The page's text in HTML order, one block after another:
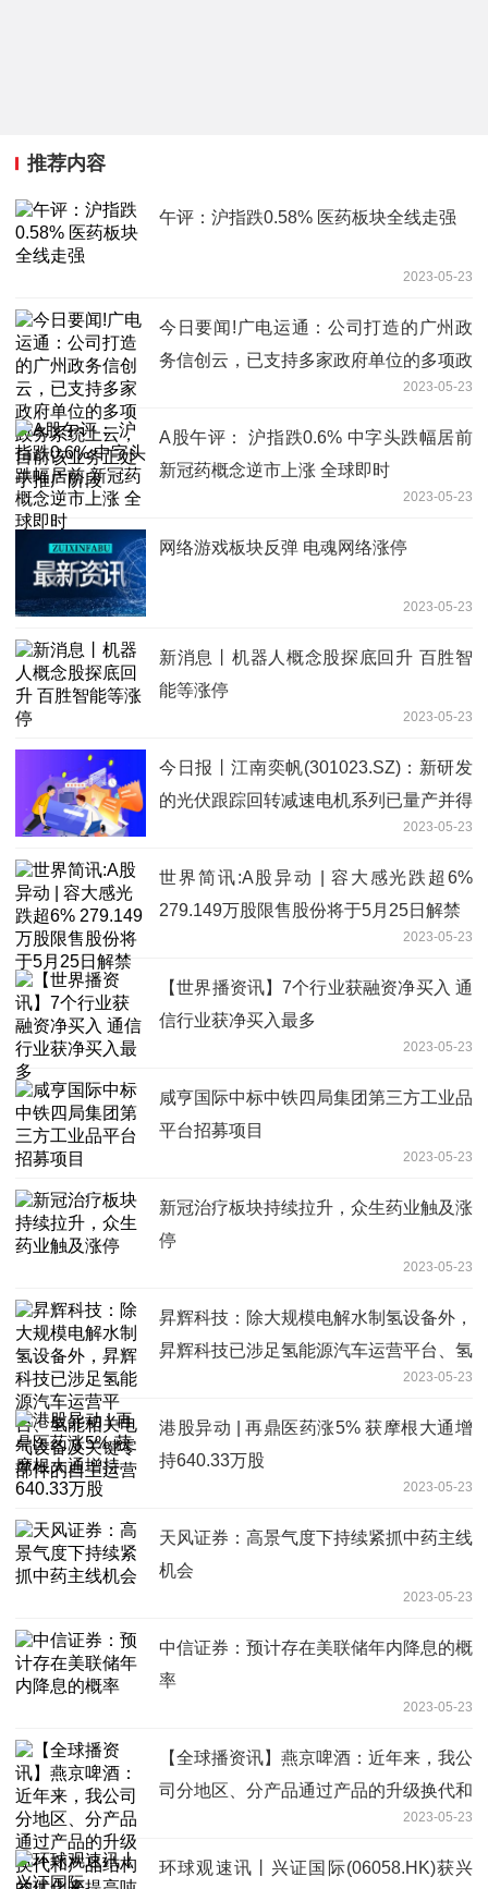
推荐内容
午评：沪指跌0.58% 医药板块全线走强
2023-05-23
今日要闻!广电运通：公司打造的广州政
务信创云，已支持多家政府单位的多项政
务系统上云，目前该业务正处于推广阶段
2023-05-23
A股午评： 沪指跌0.6% 中字头跌幅居前
新冠药概念逆市上涨 全球即时
2023-05-23
网络游戏板块反弹 电魂网络涨停
2023-05-23
新消息丨机器人概念股探底回升 百胜智
能等涨停
2023-05-23
今日报丨江南奕帆(301023.SZ)：新研发
的光伏跟踪回转减速电机系列已量产并得
2023-05-23
世界简讯:A股异动 | 容大感光跌超6%
279.149万股限售股份将于5月25日解禁
2023-05-23
【世界播资讯】7个行业获融资净买入 通
信行业获净买入最多
2023-05-23
咸亨国际中标中铁四局集团第三方工业品
平台招募项目
2023-05-23
新冠治疗板块持续拉升，众生药业触及涨
停
2023-05-23
昇辉科技：除大规模电解水制氢设备外，
昇辉科技已涉足氢能源汽车运营平台、氢
能相关电气设备及关键零部件的自主运营
2023-05-23
港股异动 | 再鼎医药涨5% 获摩根大通增
持640.33万股
2023-05-23
天风证券：高景气度下持续紧抓中药主线
机会
2023-05-23
中信证券：预计存在美联储年内降息的概
率
2023-05-23
【全球播资讯】燕京啤酒：近年来，我公
司分地区、分产品通过产品的升级换代和
产品结构的优化来提高吨酒收入和产品的
盈利能力，产品价格体系有了进一步优化
2023-05-23
环球观速讯丨兴证国际(06058.HK)获兴